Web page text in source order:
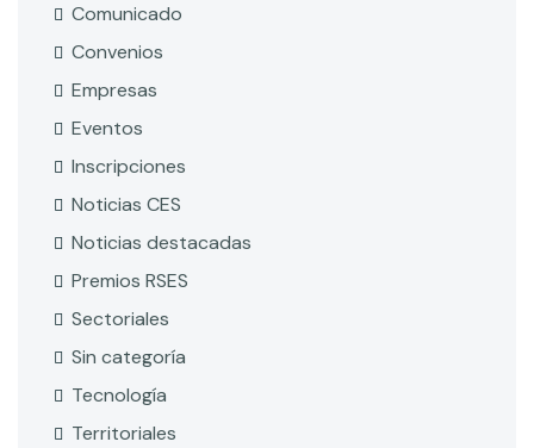
Comunicado
Convenios
Empresas
Eventos
Inscripciones
Noticias CES
Noticias destacadas
Premios RSES
Sectoriales
Sin categoría
Tecnología
Territoriales